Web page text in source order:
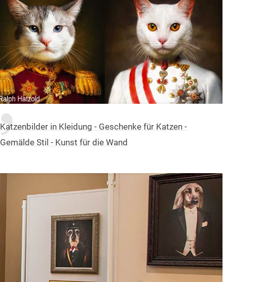
Katzenbilder in Kleidung - Geschenke für Katzen -
Gemälde Stil - Kunst für die Wand